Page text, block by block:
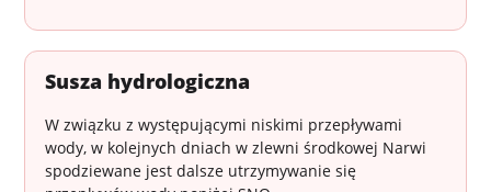
Susza hydrologiczna
W związku z występującymi niskimi przepływami
wody, w kolejnych dniach w zlewni środkowej Narwi
spodziewane jest dalsze utrzymywanie się